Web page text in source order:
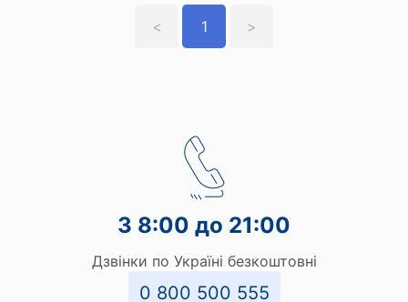
< 1 >
З 8:00 до 21:00
Дзвінки по Україні безкоштовні
0 800 500 555